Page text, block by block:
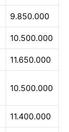
9.850.000
10.500.000
11.650.000
10.500.000
11.400.000